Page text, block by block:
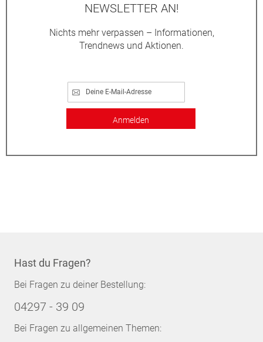
NEWSLETTER AN!
Nichts mehr verpassen – Informationen,
Trendnews und Aktionen.
Anmelden
Hast du Fragen?
Bei Fragen zu deiner Bestellung:
04297 - 39 09
Bei Fragen zu allgemeinen Themen: